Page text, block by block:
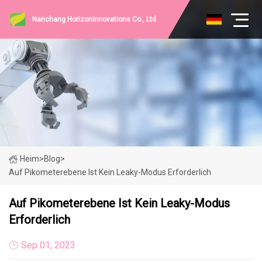
Nanchang HorizonInnovations Co., Ltd
Heim>Blog>
Auf Pikometerebene Ist Kein Leaky-Modus Erforderlich
Auf Pikometerebene Ist Kein Leaky-Modus
Erforderlich
Sep 01, 2023